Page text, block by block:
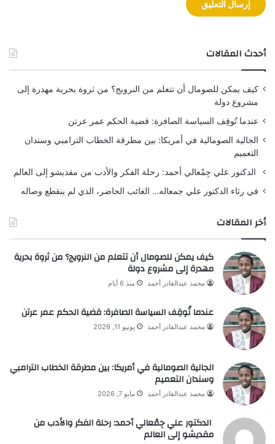
أحدث المقالات
كيف يمكن للصومال أن تتعلم من النرويج؟ من ثروة بحرية مهدرة إلى
مشروع دولة
عندما تُوقِف السياسة الصافرة: قضية الحكم عمر عرتن
الجالية الصومالية في أمريكا: بين مطرقة الخطاب الترامبي وسندان
التعميم
الدكتور علي جِمْعالي أحمد: رحلة الفكر والأدب من مقديشو إلى العالم
في رثاء الدكتور علي جمعاله… الغائب الحاضر، الذي لم ينقطع وصاله
أخر المقالات
كيف يمكن للصومال أن تتعلم من النرويج؟ من ثروة بحرية
مهدرة إلى مشروع دولة
محمد عبدالقادر أحمد منذ 6 أيام
عندما تُوقِف السياسة الصافرة: قضية الحكم عمر عرتن
محمد عبدالقادر أحمد يونيو 11, 2026
الجالية الصومالية في أمريكا: بين مطرقة الخطاب الترامبي
وسندان التعميم
محمد عبدالقادر أحمد مايو 7, 2026
الدكتور علي جِمْعالي أحمد: رحلة الفكر والأدب من
مقديشو إلى العالم